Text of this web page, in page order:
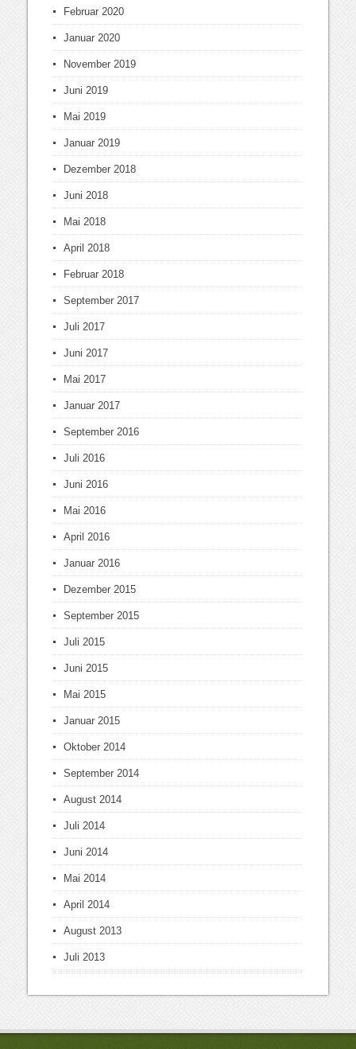
Februar 2020
Januar 2020
November 2019
Juni 2019
Mai 2019
Januar 2019
Dezember 2018
Juni 2018
Mai 2018
April 2018
Februar 2018
September 2017
Juli 2017
Juni 2017
Mai 2017
Januar 2017
September 2016
Juli 2016
Juni 2016
Mai 2016
April 2016
Januar 2016
Dezember 2015
September 2015
Juli 2015
Juni 2015
Mai 2015
Januar 2015
Oktober 2014
September 2014
August 2014
Juli 2014
Juni 2014
Mai 2014
April 2014
August 2013
Juli 2013